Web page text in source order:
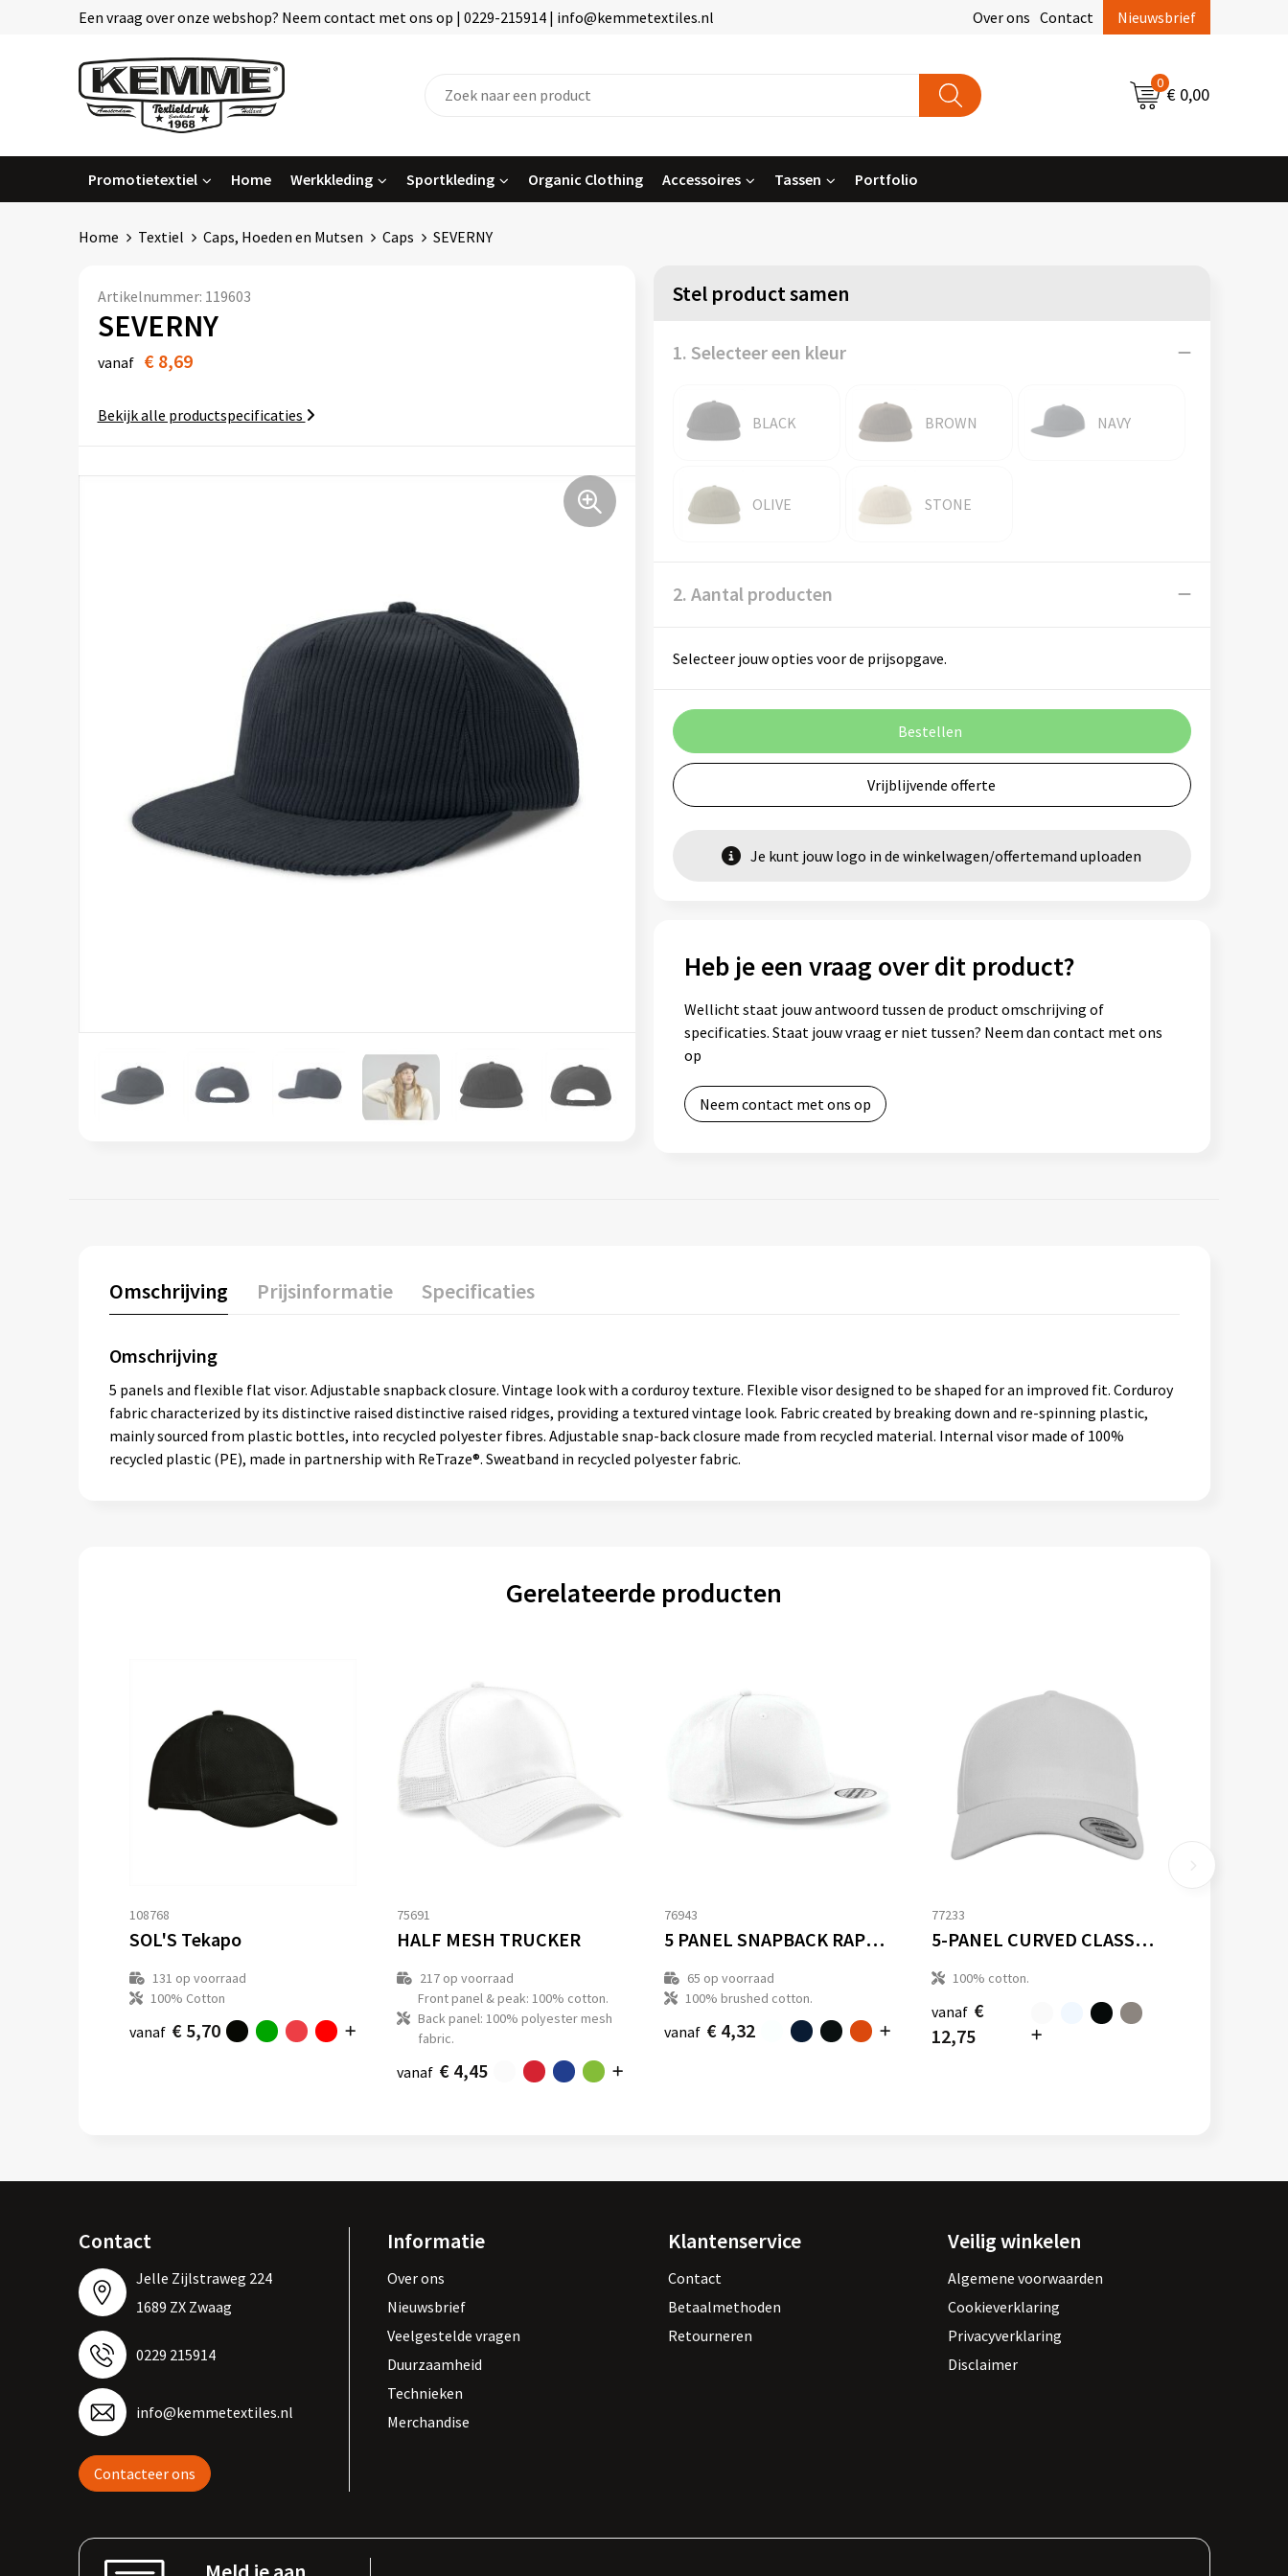
Een vraag over onze webshop? Neem contact met ons op | 0229-215914 | info@kemmetextiles.nl Over ons Contact Nieuwsbrief
0
€ 0,00
Promotietextiel Home Werkkleding Sportkleding Organic Clothing Accessoires Tassen Portfolio
Home Textiel Caps, Hoeden en Mutsen Caps SEVERNY
Artikelnummer: 119603
SEVERNY
vanaf € 8,69
Bekijk alle productspecificaties
Stel product samen
1. Selecteer een kleur
BLACK BROWN NAVY
OLIVE STONE
2. Aantal producten
Selecteer jouw opties voor de prijsopgave.
Bestellen
Vrijblijvende offerte
Je kunt jouw logo in de winkelwagen/offertemand uploaden
Heb je een vraag over dit product?
Wellicht staat jouw antwoord tussen de product omschrijving of
specificaties. Staat jouw vraag er niet tussen? Neem dan contact met ons
op
Neem contact met ons op
Omschrijving Prijsinformatie Specificaties
Omschrijving
5 panels and flexible flat visor. Adjustable snapback closure. Vintage look with a corduroy texture. Flexible visor designed to be shaped for an improved fit. Corduroy
fabric characterized by its distinctive raised distinctive raised ridges, providing a textured vintage look. Fabric created by breaking down and re-spinning plastic,
mainly sourced from plastic bottles, into recycled polyester fibres. Adjustable snap-back closure made from recycled material. Internal visor made of 100%
recycled plastic (PE), made in partnership with ReTraze®. Sweatband in recycled polyester fabric.
Gerelateerde producten
108768
SOL'S Tekapo
131 op voorraad
100% Cotton
vanaf € 5,70
75691
HALF MESH TRUCKER
217op voorraad
Front panel & peak: 100% cotton.
Back panel: 100% polyester mesh
fabric.
vanaf € 4,45
76943
5 PANEL SNAPBACK RAPPER CAP
65 op voorraad
100% brushed cotton.
vanaf € 4,32
77233
5-PANEL CURVED CLASSIC SNAPBACK
100% cotton.
vanaf €
12,75
Contact
Jelle Zijlstraweg 224
1689 ZX Zwaag
0229 215914
info@kemmetextiles.nl
Contacteer ons
Informatie
Over ons
Nieuwsbrief
Veelgestelde vragen
Duurzaamheid
Technieken
Merchandise
Klantenservice
Contact
Betaalmethoden
Retourneren
Veilig winkelen
Algemene voorwaarden
Cookieverklaring
Privacyverklaring
Disclaimer